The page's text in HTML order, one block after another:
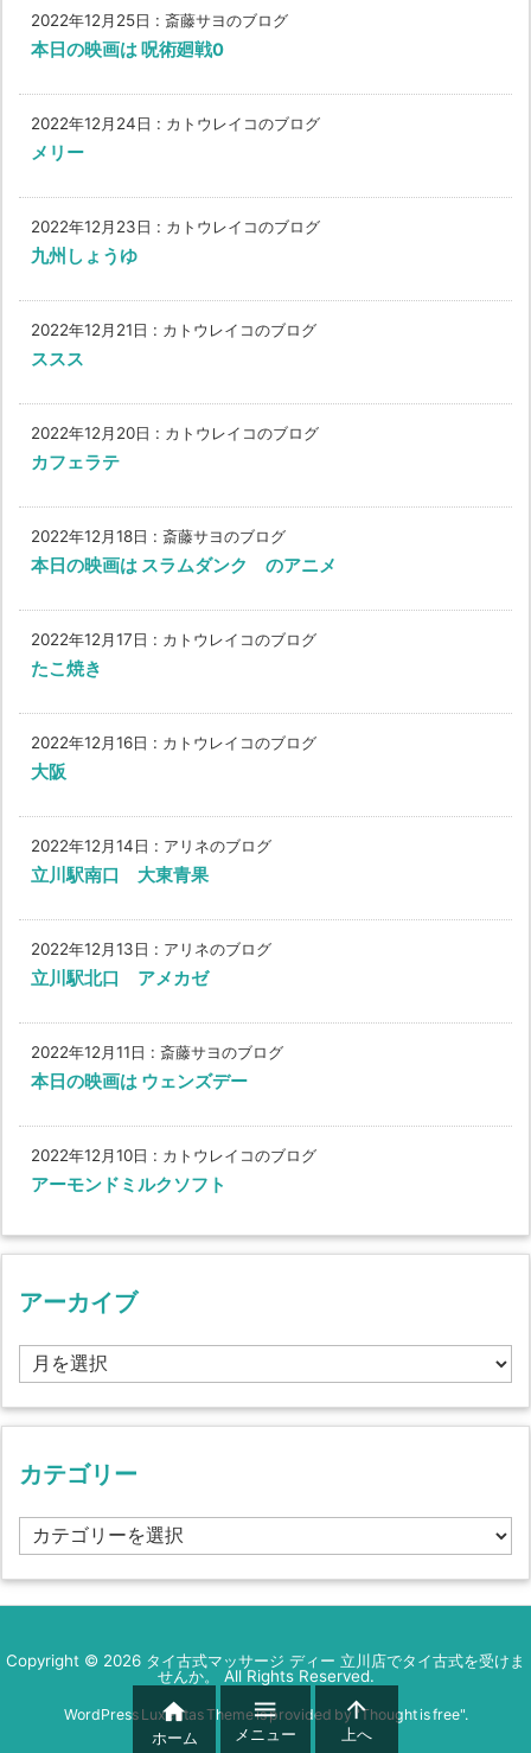
2022年12月25日 : 斎藤サヨのブログ
本日の映画は 呪術廻戦0
2022年12月24日 : カトウレイコのブログ
メリー
2022年12月23日 : カトウレイコのブログ
九州しょうゆ
2022年12月21日 : カトウレイコのブログ
ススス
2022年12月20日 : カトウレイコのブログ
カフェラテ
2022年12月18日 : 斎藤サヨのブログ
本日の映画は スラムダンク のアニメ
2022年12月17日 : カトウレイコのブログ
たこ焼き
2022年12月16日 : カトウレイコのブログ
大阪
2022年12月14日 : アリネのブログ
立川駅南口 大東青果
2022年12月13日 : アリネのブログ
立川駅北口 アメカゼ
2022年12月11日 : 斎藤サヨのブログ
本日の映画は ウェンズデー
2022年12月10日 : カトウレイコのブログ
アーモンドミルクソフト
アーカイブ
ア
ー
カ
イ
カテゴリー
カ
テ
ゴ
リ
Copyright © 2026 タイ古式マッサージ ディー 立川店でタイ古式を受けま
せんか。
All Rights Reserved.
WordPress Luxeritas Theme is provided by "Thought is free".

ホーム

メニュー

上へ